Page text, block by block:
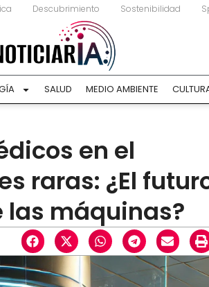
Descubrimiento Sostenibilidad
SALUD MEDIO AMBIENTE
en el
raras: ¿El
las máquinas?